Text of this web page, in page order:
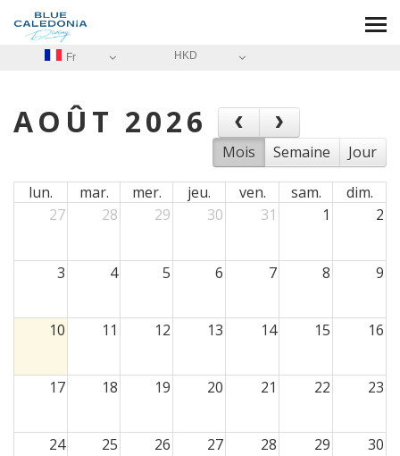
Fr HKD
AOÛT 2026
Mois Semaine Jour
lun. mar. mer. jeu. ven. sam.
dim.
27
28 29 30 31 1 2
3 4 5 6 7 8 9
10 11 12 13 14 15 16
17 18 19 20 21 22 23
24 25 26 27 28 29 30